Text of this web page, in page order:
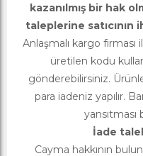
kazanılmış bir hak
taleplerine
Anlaşmalı kargo
üretilen kodu
gönderebilirsiniz.
para iadeniz yapılır.
İade
Cayma hakkının